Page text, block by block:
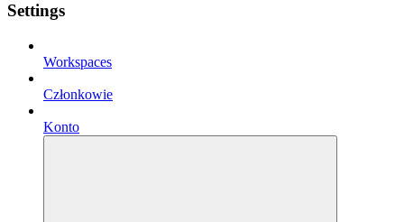
Settings
Workspaces
Członkowie
Konto